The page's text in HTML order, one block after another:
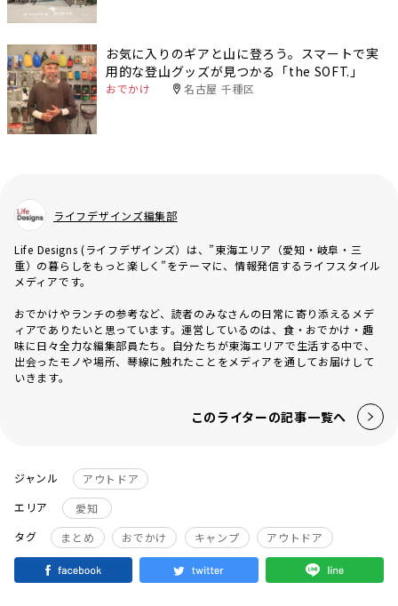
お気に入りのギアと山に登ろう。スマートで実
用的な登山グッズが見つかる「the SOFT.」
おでかけ 名古屋 千種区
ライフデザインズ編集部
Life Designs (ライフデザインズ）は、”東海エリア（愛知・岐阜・三
重）の暮らしをもっと楽しく”をテーマに、情報発信するライフスタイル
メディアです。
おでかけやランチの参考など、読者のみなさんの日常に寄り添えるメデ
ィアでありたいと思っています。運営しているのは、食・おでかけ・趣
味に日々全力な編集部員たち。自分たちが東海エリアで生活する中で、
出会ったモノや場所、琴線に触れたことをメディアを通してお届けして
いきます。
このライターの記事一覧へ
ジャンル
アウトドア
エリア
愛知
タグ
まとめ おでかけ キャンプ アウトドア